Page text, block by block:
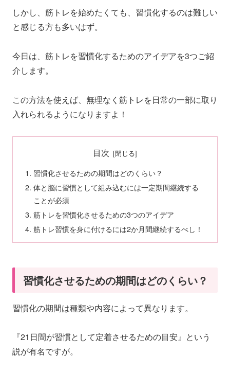
しかし、筋トレを始めたくても、習慣化するのは難しい
と感じる方も多いはず。
今日は、筋トレを習慣化するためのアイデアを3つご紹
介します。
この方法を使えば、無理なく筋トレを日常の一部に取り
入れられるようになりますよ！
目次
習慣化させるための期間はどのくらい？
体と脳に習慣として組み込むには一定期間継続する
ことが必須
筋トレを習慣化させるための3つのアイデア
筋トレ習慣を身に付けるには2か月間継続するべし！
習慣化させるための期間はどのくらい？
習慣化の期間は種類や内容によって異なります。
『21日間が習慣として定着させるための目安』という
説が有名ですが。